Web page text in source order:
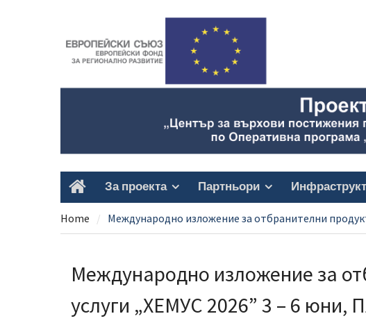
HomeЗа проекта Партньори
Home Международно изложение за отбранителни
Международно изложение за
услуги „ХЕМУС 2026” 3 – 6 юни,